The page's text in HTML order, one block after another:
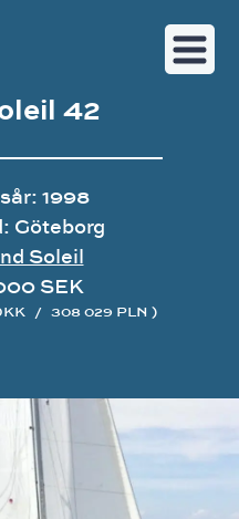
42
1998
Göteborg
Soleil
SEK
/ 308 029 PLN )